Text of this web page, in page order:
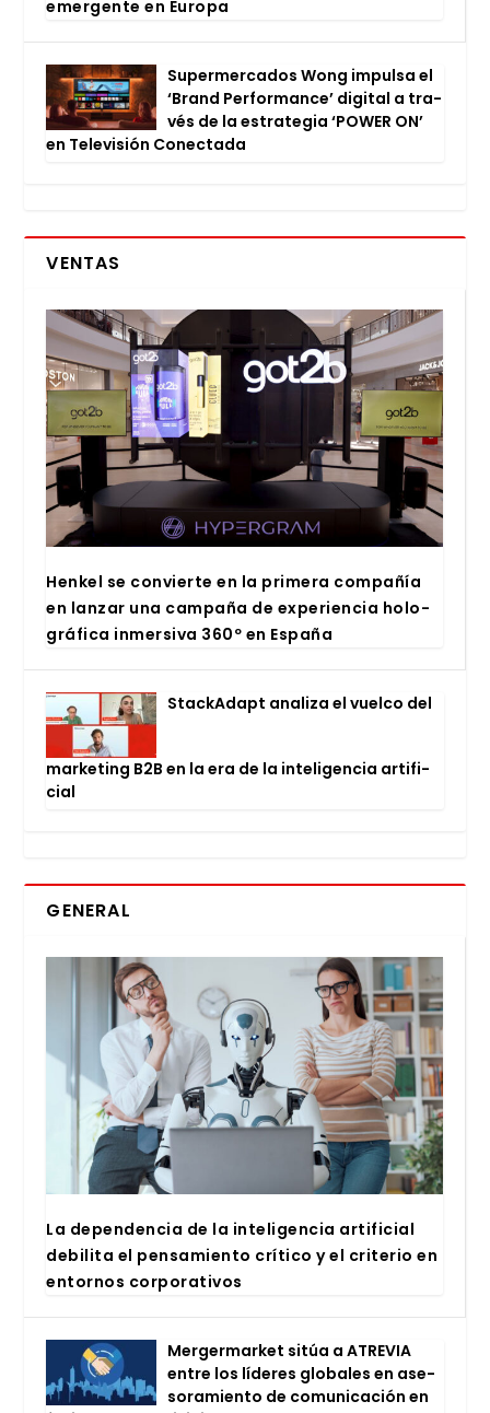
emer­gen­te en Euro­pa
Super­mer­ca­dos Wong impul­sa el
‘Brand Per­for­man­ce’ digi­tal a tra­
vés de la estra­te­gia ‘POWER ON’
en Tele­vi­sión Conec­ta­da
VENTAS
Hen­kel se con­vier­te en la pri­me­ra com­pa­ñía
en lan­zar una cam­pa­ña de expe­rien­cia holo­
grá­fi­ca inmer­si­va 360º en Espa­ña
Stac­kA­dapt ana­li­za el vuel­co del
mar­ke­ting B2B en la era de la inte­li­gen­cia arti­fi­
cial
GENERAL
La depen­den­cia de la inte­li­gen­cia arti­fi­cial
debi­li­ta el pen­sa­mien­to crí­ti­co y el cri­te­rio en
entor­nos cor­po­ra­ti­vos
Mer­ger­mar­ket sitúa a ATRE­VIA
entre los líde­res glo­ba­les en ase­
so­ra­mien­to de comu­ni­ca­ción en